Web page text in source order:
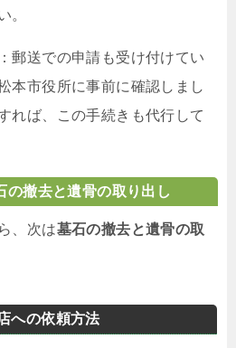
。
郵送での申請も受け付けてい
本市役所に事前に確認しまし
れば、この手続きも代行して
の撤去と遺骨の取り出し
、次は墓石の撤去と遺骨の取
への依頼方法